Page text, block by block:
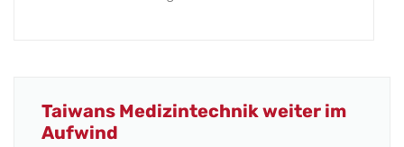
Taiwans Medizintechnik weiter im
Aufwind